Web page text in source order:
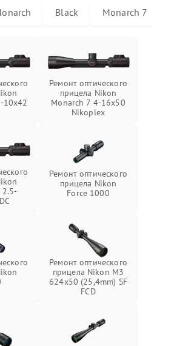
Black Monarch 7
10x42
Ремонт оптического
прицела Nikon
Monarch 7 4-16x50
Nikoplex
2.5-
Ремонт оптического
прицела Nikon
Force 1000
Ремонт оптического
прицела Nikon M3
624x50 (25,4mm) SF
FCD